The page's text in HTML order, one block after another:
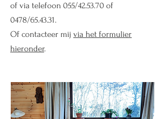
of via telefoon 055/42.53.70 of
0478/65.43.31.
Of contacteer mij via het formulier
hieronder.